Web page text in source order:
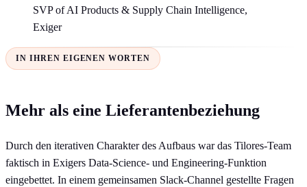
SVP of AI Products & Supply Chain Intelligence,
Exiger
IN IHREN EIGENEN WORTEN
Mehr als eine Lieferantenbeziehung
Durch den iterativen Charakter des Aufbaus war das Tilores-Team
faktisch in Exigers Data-Science- und Engineering-Funktion
eingebettet. In einem gemeinsamen Slack-Channel gestellte Fragen